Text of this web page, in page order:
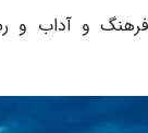
و آداب و